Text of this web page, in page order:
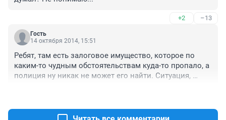
+2 –13
Гость
14 октября 2014, 15:51
Ребят, там есть залоговое имущество, которое по
каким-то чудным обстоятельствам куда-то пропало, а
полиция ну никак не может его найти. Ситуация,